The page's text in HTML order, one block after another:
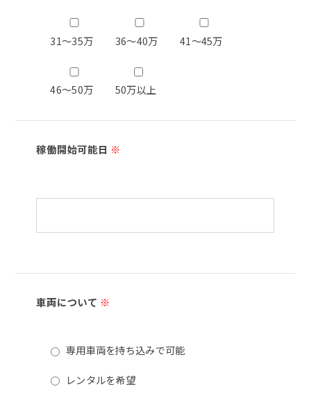
31～35万 36～40万 41～45万
46～50万 50万以上
稼働開始可能日 ※
車両について ※
専用車両を持ち込みで可能
レンタルを希望